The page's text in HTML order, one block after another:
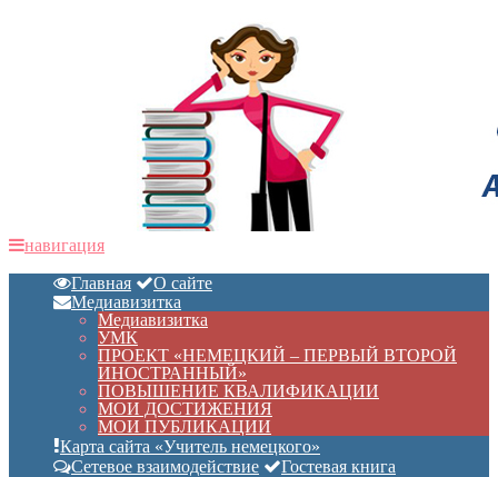
навигация
Главная
О сайте
Медиавизитка
Медиавизитка
УМК
ПРОЕКТ «НЕМЕЦКИЙ – ПЕРВЫЙ ВТОРОЙ
ИНОСТРАННЫЙ»
ПОВЫШЕНИЕ КВАЛИФИКАЦИИ
МОИ ДОСТИЖЕНИЯ
МОИ ПУБЛИКАЦИИ
Карта сайта «Учитель немецкого»
Сетевое взаимодействие
Гостевая книга